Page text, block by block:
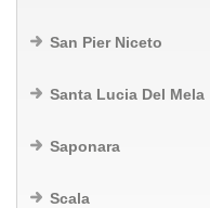
San Pier Niceto
Santa Lucia Del Mela
Saponara
Scala